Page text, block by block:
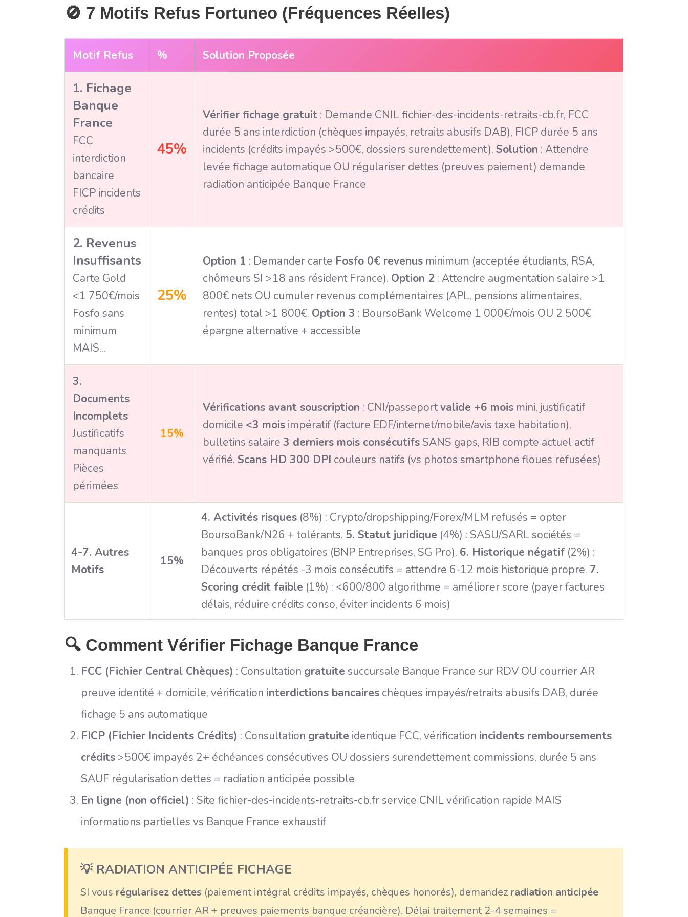
🚫 7 Motifs Refus Fortuneo (Fréquences Réelles)
Motif Refus % Solution Proposée
1. Fichage
Banque
France
FCC
interdiction
bancaire
FICP incidents
crédits
45%
Vérifier fichage gratuit : Demande CNIL fichier-des-incidents-retraits-cb.fr, FCC
durée 5 ans interdiction (chèques impayés, retraits abusifs DAB), FICP durée 5 ans
incidents (crédits impayés >500€, dossiers surendettement). Solution : Attendre
levée fichage automatique OU régulariser dettes (preuves paiement) demande
radiation anticipée Banque France
2. Revenus
Insuffisants
Carte Gold
<1 750€/mois
Fosfo sans
minimum
MAIS...
25%
Option 1 : Demander carte Fosfo 0€ revenus minimum (acceptée étudiants, RSA,
chômeurs SI >18 ans résident France). Option 2 : Attendre augmentation salaire >1
800€ nets OU cumuler revenus complémentaires (APL, pensions alimentaires,
rentes) total >1 800€. Option 3 : BoursoBank Welcome 1 000€/mois OU 2 500€
épargne alternative + accessible
3.
Documents
Incomplets
Justificatifs
manquants
Pièces
périmées
15%
Vérifications avant souscription : CNI/passeportvalide +6 mois mini, justificatif
domicile <3 mois impératif (facture EDF/internet/mobile/avis taxe habitation),
bulletins salaire 3 derniers mois consécutifs SANS gaps, RIB compte actuel actif
vérifié. Scans HD 300 DPI couleurs natifs (vs photos smartphone floues refusées)
4-7. Autres
Motifs
15%
4. Activités risques (8%) : Crypto/dropshipping/Forex/MLM refusés = opter
BoursoBank/N26 + tolérants. 5. Statut juridique (4%) : SASU/SARL sociétés =
banques pros obligatoires (BNP Entreprises, SG Pro). 6. Historique négatif (2%) :
Découverts répétés -3 mois consécutifs = attendre 6-12 mois historique propre. 7.
Scoring crédit faible (1%) : <600/800 algorithme = améliorer score (payer factures
délais, réduire crédits conso, éviter incidents 6 mois)
🔍 Comment Vérifier Fichage Banque France
FCC (Fichier Central Chèques) : Consultation gratuite succursale Banque France sur RDV OU courrier AR
preuve identité + domicile, vérification interdictions bancaires chèques impayés/retraits abusifs DAB, durée
fichage 5 ans automatique
FICP (Fichier Incidents Crédits) : Consultation gratuite identique FCC, vérification incidents remboursements
crédits>500€ impayés 2+ échéances consécutives OU dossiers surendettement commissions, durée 5 ans
SAUF régularisation dettes = radiation anticipée possible
En ligne (non officiel) : Site fichier-des-incidents-retraits-cb.fr service CNIL vérification rapide MAIS
informations partielles vs Banque France exhaustif
💡 RADIATION ANTICIPÉE FICHAGE
SI vous régularisez dettes (paiement intégral crédits impayés, chèques honorés), demandez radiation anticipée
Banque France (courrier AR + preuves paiements banque créancière). Délai traitement 2-4 semaines =